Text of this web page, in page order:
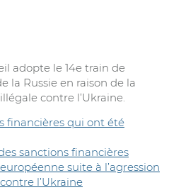
adopte le 14e train de
la Russie en raison de la
contre l’Ukraine.
financières qui ont été
sanctions financières
suite à l’agression
l’Ukraine